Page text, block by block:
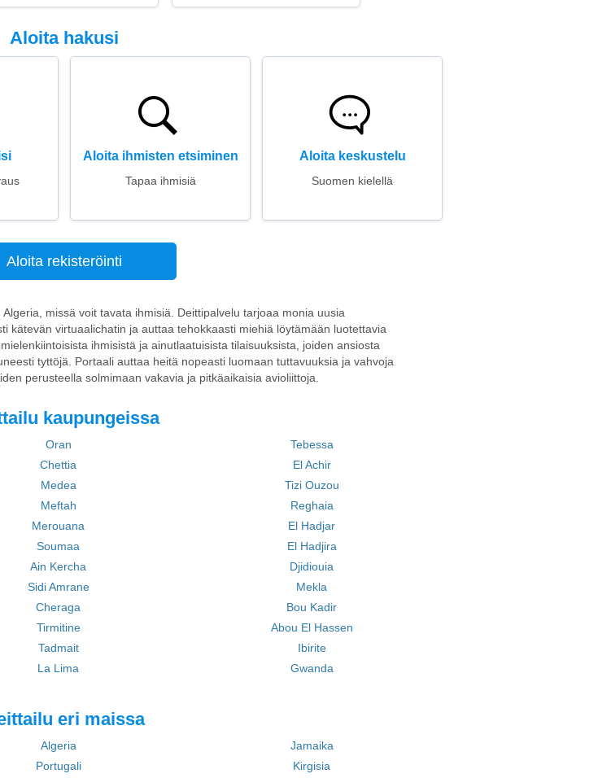
Aloita hakusi
Aloita ihmisten etsiminen
Tapaa ihmisiä
Aloita keskustelu
Suomen kielellä
Aloita rekisteröinti
missä voit tavata ihmisiä. Deittipalvelu tarjoaa monia uusia
kätevän virtuaalichatin ja auttaa tehokkaasti miehiä löytämään luotettavia
ihmisistä ja ainutlaatuisista tilaisuuksista, joiden ansiosta
tyttöjä. Portaali auttaa heitä nopeasti luomaan tuttavuuksia ja vahvoja
perusteella solmimaan vakavia ja pitkäaikaisia avioliittoja.
kaupungeissa
Oran
Tebessa
Chettia
El Achir
Medea
Tizi Ouzou
Meftah
Reghaia
Merouana
El Hadjar
Soumaa
El Hadjira
Ain Kercha
Djidiouia
Sidi Amrane
Mekla
Cheraga
Bou Kadir
Tirmitine
Abou El Hassen
Tadmait
Ibirite
La Lima Gwanda
eri maissa
Algeria
Jamaika
Portugali Kirgisia